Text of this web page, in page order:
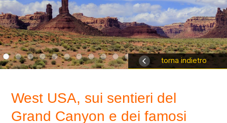
torna indietro
West USA, sui sentieri del
Grand Canyon e dei famosi